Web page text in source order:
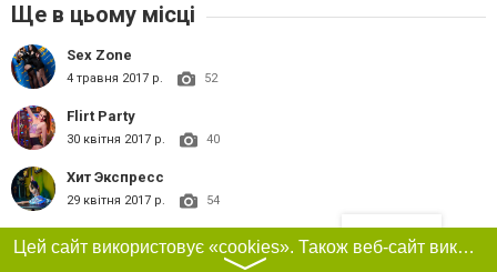
Ще в цьому місці
Sex Zone
4 травня 2017 р. 52
Flirt Party
30 квітня 2017 р. 40
Хит Экспресс
29 квітня 2017 р. 54
Dj Natasha Rostova
28 квітня 2017 р.
Фільтри
Цей сайт використовує «cookies». Також веб-сайт використовує інтернет-сервіс для збору технічних даних стосовно відвідувачів з метою отримання маркетингової та статистичної інформації. Умови обробки даних відвідувачів сайту див.
〉